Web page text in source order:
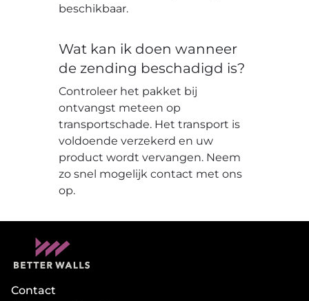
beschikbaar.
Wat kan ik doen wanneer
de zending beschadigd is?
Controleer het pakket bij
ontvangst meteen op
transportschade. Het transport is
voldoende verzekerd en uw
product wordt vervangen. Neem
zo snel mogelijk contact met ons
op.
Contact